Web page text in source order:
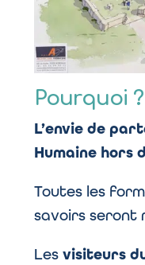
Pourquoi ?
L’envie de
Humaine hors
Toutes les
savoirs seront
Les visiteurs